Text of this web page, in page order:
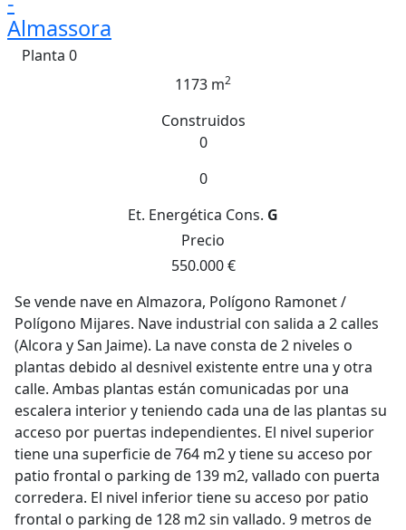
Almassora
Planta 0
1173 m2
Construidos
0
0
Et. Energética Cons. G
Precio
550.000 €
Se vende nave en Almazora, Polígono Ramonet /
Polígono Mijares. Nave industrial con salida a 2 calles
(Alcora y San Jaime). La nave consta de 2 niveles o
plantas debido al desnivel existente entre una y otra
calle. Ambas plantas están comunicadas por una
escalera interior y teniendo cada una de las plantas su
acceso por puertas independientes. El nivel superior
tiene una superficie de 764 m2 y tiene su acceso por
patio frontal o parking de 139 m2, vallado con puerta
corredera. El nivel inferior tiene su acceso por patio
frontal o parking de 128 m2 sin vallado. 9 metros de